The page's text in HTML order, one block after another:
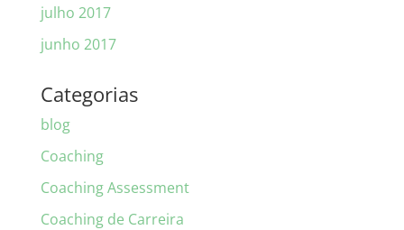
julho 2017
junho 2017
Categorias
blog
Coaching
Coaching Assessment
Coaching de Carreira